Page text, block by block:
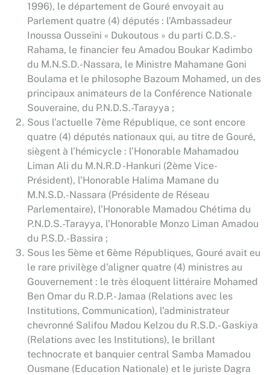
1996), le département de Gouré envoyait au
Parlement quatre (4) députés : l’Ambassadeur
Inoussa Ousseïni « Dukoutous » du parti C.D.S.-
Rahama, le financier feu Amadou Boukar Kadimbo
du M.N.S.D.-Nassara, le Ministre Mahamane Goni
Boulama et le philosophe Bazoum Mohamed, un des
principaux animateurs de la Conférence Nationale
Souveraine, du P.N.D.S.-Tarayya ;
Sous l’actuelle 7ème République, ce sont encore
quatre (4) députés nationaux qui, au titre de Gouré,
siègent à l’hémicycle : l’Honorable Mahamadou
Liman Ali du M.N.R.D -Hankuri (2ème Vice-
Président), l’Honorable Halima Mamane du
M.N.S.D.-Nassara (Présidente de Réseau
Parlementaire), l’Honorable Mamadou Chétima du
P.N.D.S.-Tarayya, l’Honorable Monzo Liman Amadou
du P.S.D.-Bassira ;
Sous les 5ème et 6ème Républiques, Gouré avait eu
le rare privilège d’aligner quatre (4) ministres au
Gouvernement : le très éloquent littéraire Mohamed
Ben Omar du R.D.P.- Jamaa (Relations avec les
Institutions, Communication), l’administrateur
chevronné Salifou Madou Kelzou du R.S.D.- Gaskiya
(Relations avec les Institutions), le brillant
technocrate et banquier central Samba Mamadou
Ousmane (Education Nationale) et le juriste Dagra